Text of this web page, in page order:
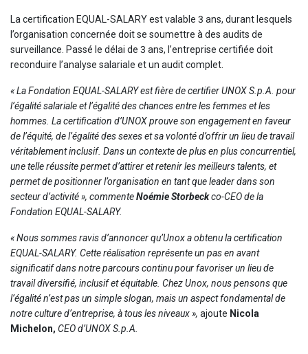
La certification EQUAL-SALARY est valable 3 ans, durant lesquels
l’organisation concernée doit se soumettre à des audits de
surveillance. Passé le délai de 3 ans, l’entreprise certifiée doit
reconduire l’analyse salariale et un audit complet.
« La Fondation EQUAL-SALARY est fière de certifier UNOX S.p.A. pour
l’égalité salariale et l’égalité des chances entre les femmes et les
hommes. La certification d’UNOX prouve son engagement en faveur
de l’équité, de l’égalité des sexes et sa volonté d’offrir un lieu de travail
véritablement inclusif. Dans un contexte de plus en plus concurrentiel,
une telle réussite permet d’attirer et retenir les meilleurs talents, et
permet de positionner l’organisation en tant que leader dans son
secteur d’activité », commenteNoémie Storbeckco-CEO de la
Fondation EQUAL-SALARY.
« Nous sommes ravis d’annoncer qu’Unox a obtenu la certification
EQUAL-SALARY. Cette réalisation représente un pas en avant
significatif dans notre parcours continu pour favoriser un lieu de
travail diversifié, inclusif et équitable. Chez Unox, nous pensons que
l’égalité n’est pas un simple slogan, mais un aspect fondamental de
notre culture d’entreprise, à tous les niveaux », ajoute Nicola
Michelon, CEO d’UNOX S.p.A.